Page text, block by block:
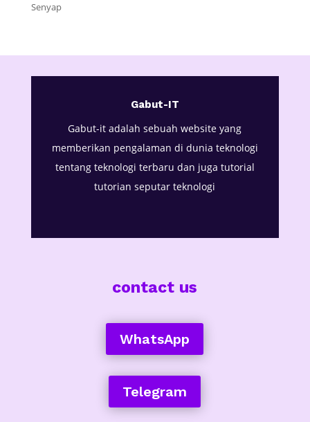
Senyap
Gabut-IT
Gabut-it adalah sebuah website yang
memberikan pengalaman di dunia teknologi
tentang teknologi terbaru dan juga tutorial
tutorian seputar teknologi
contact us
WhatsApp
Telegram